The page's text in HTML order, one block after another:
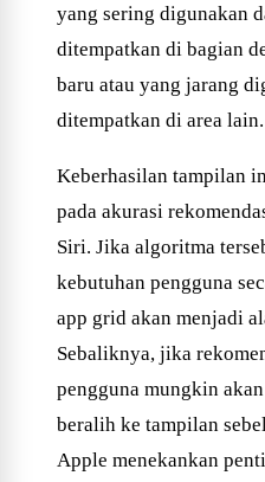
yang sering digunakan
ditempatkan di bagian
baru atau yang jarang
ditempatkan di area lain.
Keberhasilan tampilan
pada akurasi
Siri. Jika algoritma
kebutuhan pengguna
app grid akan menjadi
Sebaliknya, jika
pengguna mungkin
beralih ke tampilan
Apple menekankan